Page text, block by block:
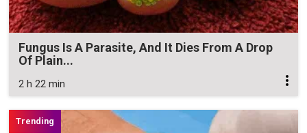
Fungus Is A Parasite, And It Dies From A Drop
Of Plain...
2 h 22 min